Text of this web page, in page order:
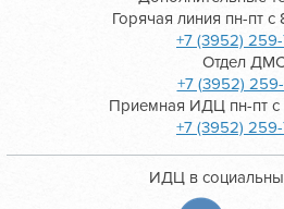
Горячая линия пн-пт с
+7 (3952)
Отдел
+7 (3952)
Приемная ИДЦ пн-пт с
+7 (3952)
ИДЦ в